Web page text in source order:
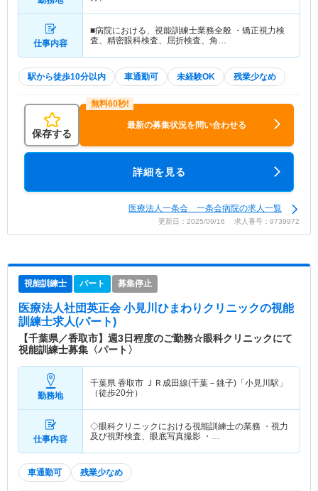
仕事内容
■病院における、視能訓練士業務全般 ・矯正視力検
査、精密眼科検査、屈折検査、角…
駅から徒歩10分以内 車通勤可 未経験OK 残業少なめ
保存する
最新の募集状況を問い合わせる
詳細を見る
医療法人一条会 一条会病院の求人一覧
更新日：2025/09/16 求人番号：9739972
視能訓練士 パート 募集停止
医療法人社団英正会 小見川ひまわりクリニックの視能
訓練士求人(パート)
【千葉県／香取市】週3日程度のご勤務☆眼科クリニックにて
視能訓練士募集〈パート〉
勤務地
千葉県 香取市 ＪＲ成田線(千葉－銚子)「小見川駅」
（徒歩20分）
仕事内容
◇眼科クリニックにおける視能訓練士の業務 ・視力
及び視野検査、眼底写真撮影 ・…
車通勤可 残業少なめ